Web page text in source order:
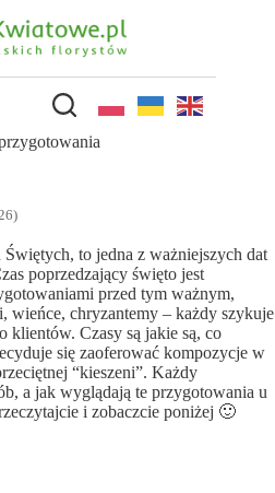
to jedna z ważniejszych dat
poprzedzający święto jest
przed tym ważnym,
wieńce, chryzantemy – każdy szykuje
klientów. Czasy są jakie są, co
się zaoferować kompozycje w
“kieszeni”. Każdy
a jak wyglądają te przygotowania u
i zobaczcie poniżej 🙂